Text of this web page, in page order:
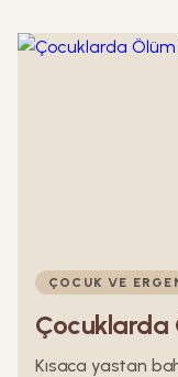
ÇOCUK VE
Çocuklarda
Kısaca yastan